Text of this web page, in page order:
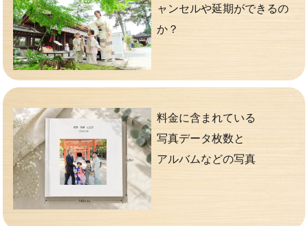
ャンセルや延期ができるの
か？
料金に含まれている
写真データ枚数と
アルバムなどの写真